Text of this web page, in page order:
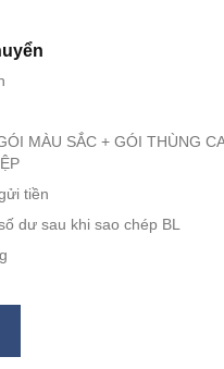
MÀU SẮC + GÓI THÙNG
tiền
dư sau khi sao chép BL